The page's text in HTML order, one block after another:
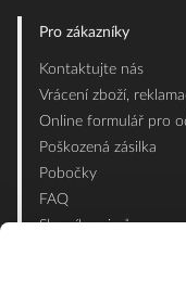
Pro zákazníky
Kontaktujte nás
Vrácení zboží,
Online formulář pro
Poškozená zásilka
Pobočky
FAQ
Slovník pojmů